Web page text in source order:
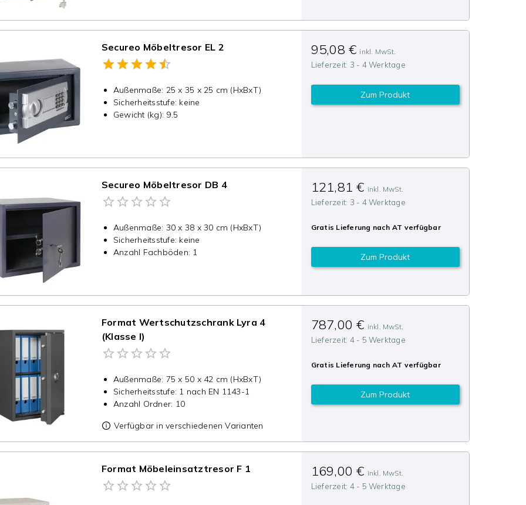
Secureo Möbeltresor EL 2
Außenmaße: 25 x 35 x 25 cm (HxBxT)
Sicherheitsstufe: keine
Gewicht (kg): 9.5
95,08 € inkl. MwSt.
Lieferzeit: 3 - 4 Werktage
Zum Produkt
Secureo Möbeltresor DB 4
Außenmaße: 30 x 38 x 30 cm (HxBxT)
Sicherheitsstufe: keine
Anzahl Fachböden: 1
121,81 € inkl. MwSt.
Lieferzeit: 3 - 4 Werktage
Gratis Lieferung nach AT verfügbar
Zum Produkt
Format Wertschutzschrank Lyra 4
(Klasse I)
Außenmaße: 75 x 50 x 42 cm (HxBxT)
Sicherheitsstufe: 1 nach EN 1143-1
Anzahl Ordner: 10
Verfügbar in verschiedenen Varianten
787,00 € inkl. MwSt.
Lieferzeit: 4 - 5 Werktage
Gratis Lieferung nach AT verfügbar
Zum Produkt
Format Möbeleinsatztresor F 1 169,00 € inkl. MwSt.
Lieferzeit: 4 - 5 Werktage